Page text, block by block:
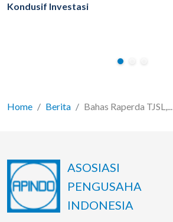
Kondusif Investasi
Home Berita Bahas Raperda TJSL,...
ASOSIASI
PENGUSAHA
INDONESIA